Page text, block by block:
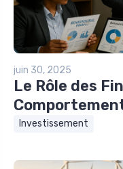
juin 30, 2025
Le Rôle des
Investissement